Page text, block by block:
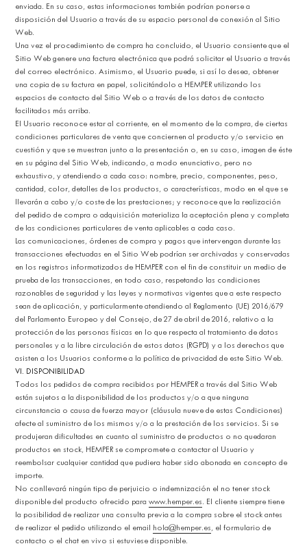
enviada. En su caso, estas informaciones también podrían ponerse a
disposición del Usuario a través de su espacio personal de conexión al Sitio
Web.
Una vez el procedimiento de compra ha concluido, el Usuario consiente que el
Sitio Web genere una factura electrónica que podrá solicitar el Usuario a través
del correo electrónico. Asimismo, el Usuario puede, si así lo desea, obtener
una copia de su factura en papel, solicitándolo a HEMPER utilizando los
espacios de contacto del Sitio Web o a través de los datos de contacto
facilitados más arriba.
El Usuario reconoce estar al corriente, en el momento de la compra, de ciertas
condiciones particulares de venta que conciernen al producto y/o servicio en
cuestión y que se muestran junto a la presentación o, en su caso, imagen de éste
en su página del Sitio Web, indicando, a modo enunciativo, pero no
exhaustivo, y atendiendo a cada caso: nombre, precio, componentes, peso,
cantidad, color, detalles de los productos, o características, modo en el que se
llevarán a cabo y/o coste de las prestaciones; y reconoce que la realización
del pedido de compra o adquisición materializa la aceptación plena y completa
de las condiciones particulares de venta aplicables a cada caso.
Las comunicaciones, órdenes de compra y pagos que intervengan durante las
transacciones efectuadas en el Sitio Web podrían ser archivadas y conservadas
en los registros informatizados de HEMPER con el fin de constituir un medio de
prueba de las transacciones, en todo caso, respetando las condiciones
razonables de seguridad y las leyes y normativas vigentes que a este respecto
sean de aplicación, y particularmente atendiendo al Reglamento (UE) 2016/679
del Parlamento Europeo y del Consejo, de 27 de abril de 2016, relativo a la
protección de las personas físicas en lo que respecta al tratamiento de datos
personales y a la libre circulación de estos datos (RGPD) y a los derechos que
asisten a los Usuarios conforme a la política de privacidad de este Sitio Web.
VI. DISPONIBILIDAD
Todos los pedidos de compra recibidos por HEMPER a través del Sitio Web
están sujetos a la disponibilidad de los productos y/o a que ninguna
circunstancia o causa de fuerza mayor (cláusula nueve de estas Condiciones)
afecte al suministro de los mismos y/o a la prestación de los servicios. Si se
produjeran dificultades en cuanto al suministro de productos o no quedaran
productos en stock, HEMPER se compromete a contactar al Usuario y
reembolsar cualquier cantidad que pudiera haber sido abonada en concepto de
importe.
No conllevará ningún tipo de perjuicio o indemnización el no tener stock
disponible del producto ofrecido para www.hemper.es . El cliente siempre tiene
la posibilidad de realizar una consulta previa a la compra sobre el stock antes
de realizar el pedido utilizando el email hola@hemper.es , el formulario de
contacto o el chat en vivo si estuviese disponible.